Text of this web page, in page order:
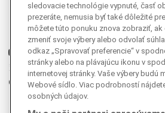
Facebook
Instagram
Ganjing
Youtube
Twitter
Telegram
RSS
sledovacie technológie vypnuté, časť
prezeráte, nemusia byť také dôležité
môžete túto ponuku znova zobraziť,
zmeniť svoje výbery alebo odvolať
odkaz „Spravovať preferencie“ v
stránky alebo na plávajúcu ikonu v
internetovej stránky. Vaše výbery budú
Webové sídlo. Viac podrobností
osobných údajov.